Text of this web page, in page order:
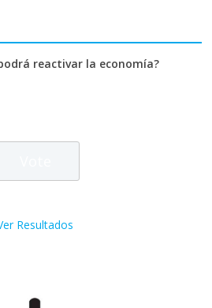
reactivar la economía?
Resultados